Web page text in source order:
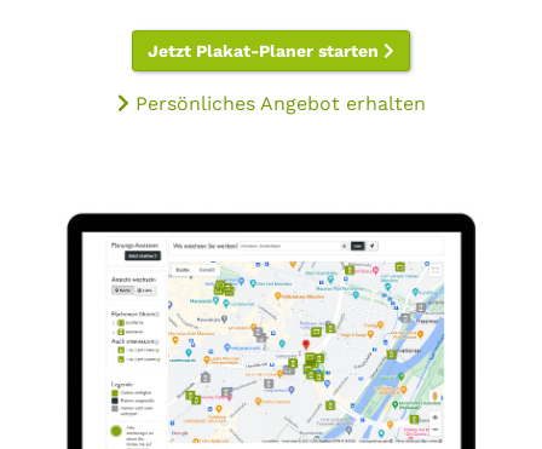
Jetzt Plakat-Planer starten
Persönliches Angebot erhalten